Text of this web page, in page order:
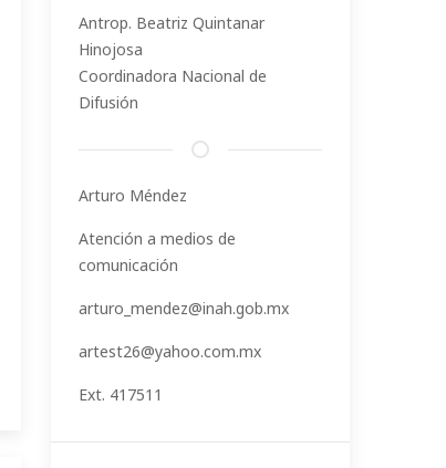
Antrop. Beatriz Quintanar
Hinojosa
Coordinadora Nacional de
Difusión
Arturo Méndez
Atención a medios de
comunicación
arturo_mendez@inah.gob.mx
artest26@yahoo.com.mx
Ext. 417511